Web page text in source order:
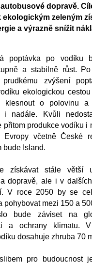
dopravě.
ekologickým zeleným
a výrazně snížit
poptávka po vodíku
a stabilně růst.
zvýšení
ekologickou
klesnout o polovinu
i nadále. Kvůli
přitom produkce vodíku i
Evropy včetně České
bude Island.
získávat stále větší
dopravě, ale i v
V roce 2050 by se
pohybovat mezi 150 a
bude záviset na
a ochrany klimatu.
dosahuje zhruba 70
pro budoucnost